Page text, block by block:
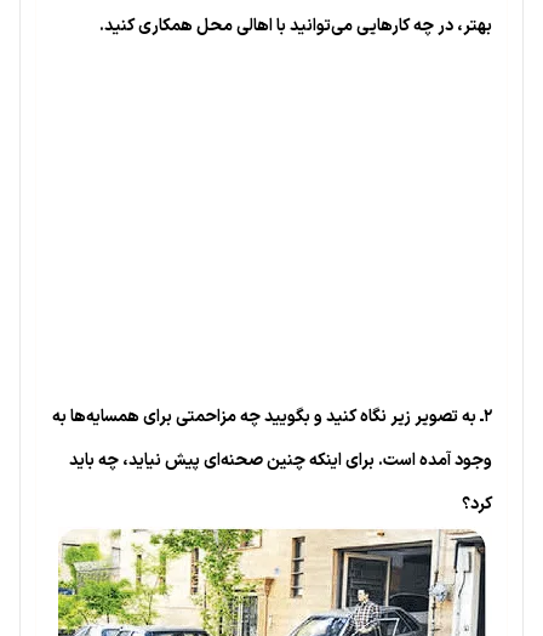
بهتر، در چه کارهایی می‌توانید با اهالی محل همکاری کنید.
۲ـ به تصویر زیر نگاه کنید و بگویید چه مزاحمتی برای همسایه‌ها به
وجود آمده است. برای اینکه چنین صحنه‌ای پیش نیاید، چه باید
کرد؟